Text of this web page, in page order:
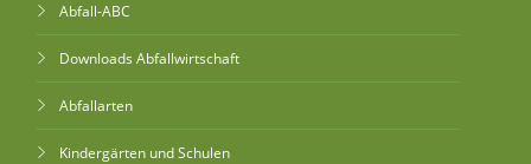
Abfall-ABC
Downloads Abfallwirtschaft
Abfallarten
Kindergärten und Schulen